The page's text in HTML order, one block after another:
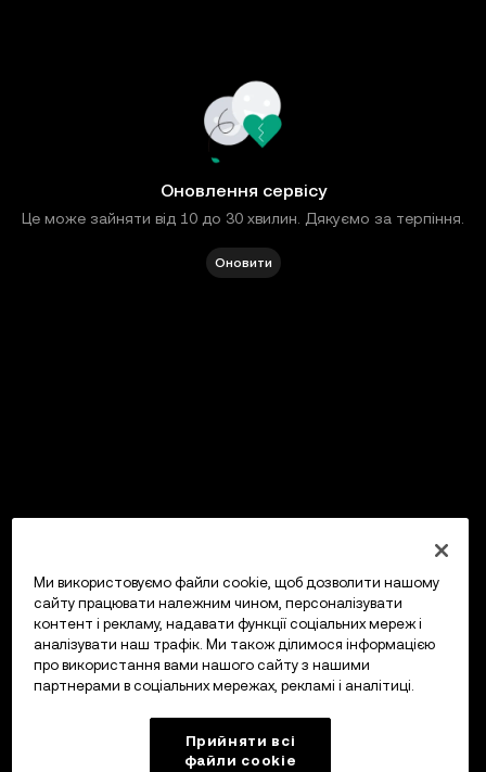
Оновлення сервісу
Це може зайняти від 10 до 30 хвилин. Дякуємо за терпіння.
Оновити
Ми використовуємо файли cookie, щоб дозволити нашому
сайту працювати належним чином, персоналізувати
контент і рекламу, надавати функції соціальних мереж і
аналізувати наш трафік. Ми також ділимося інформацією
про використання вами нашого сайту з нашими
партнерами в соціальних мережах, рекламі і аналітиці.
Прийняти всі
файли сookie